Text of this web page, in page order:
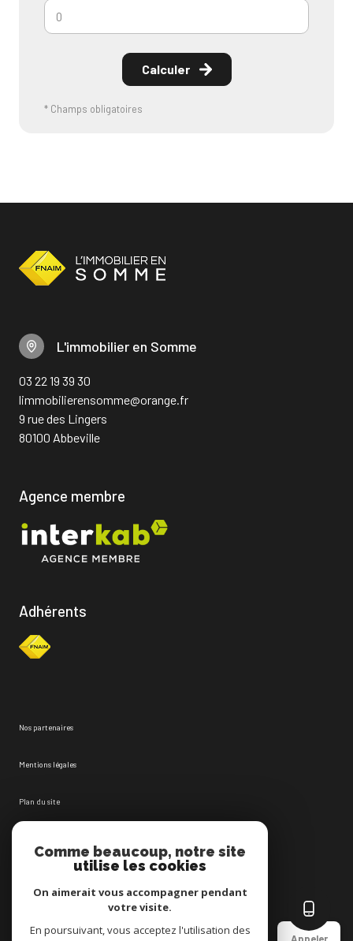
Calculer
* Champs obligatoires
L'immobilier en Somme
03 22 19 39 30
limmobilierensomme@orange.fr
9 rue des Lingers
80100 Abbeville
Agence membre
Adhérents
Nos partenaires
Mentions légales
Plan du site
Comme beaucoup, notre site
utilise les cookies
On aimerait vous accompagner pendant
votre visite.
En poursuivant, vous acceptez l'utilisation des